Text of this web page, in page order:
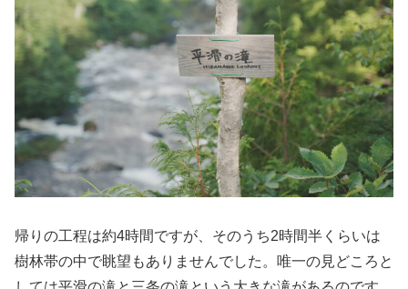
帰りの工程は約4時間ですが、そのうち2時間半くらいは
樹林帯の中で眺望もありませんでした。唯一の見どころと